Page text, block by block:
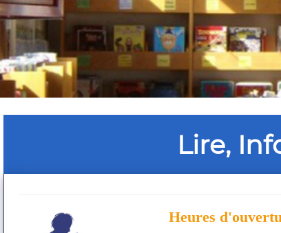
Lire,
Heures